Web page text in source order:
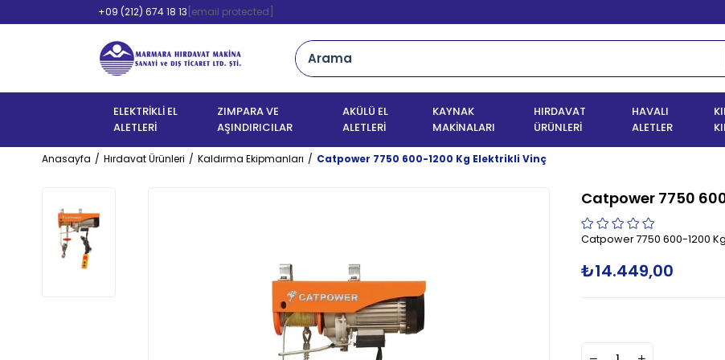
+09 (212) 674 18 13 [email protected]
ELEKTRİKLİ EL
ALETLERİ
ZIMPARA VE
AŞINDIRICILAR
AKÜLÜ EL
ALETLERİ
KAYNAK
MAKİNALARI
HIRDAVAT
ÜRÜNLERİ
HAVALI
ALETLER
Anasayfa Hırdavat Ürünleri Kaldırma Ekipmanları Catpower 7750 600-1200 Kg Elektrikli Vinç
Catpower 7750
Catpower 7750 600-1200
₺14.449,00